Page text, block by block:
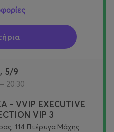
5/9
– 20:30
- VVIP EXECUTIVE
VIP 3
114 Πτέρυγα Μάχης